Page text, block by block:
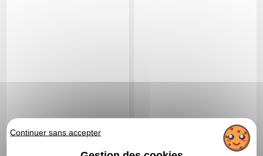
Continuer sans accepter